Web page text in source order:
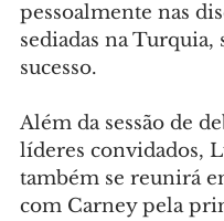
pessoalmente nas
sediadas na Turquia,
sucesso.
Além da sessão de
líderes convidados,
também se reunirá
com Carney pela